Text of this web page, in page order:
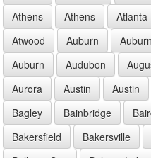
Athens
Athens Atlanta
Atwood
Auburn Auburn
Auburn
Audubon
Aurora
Austin Austin
Bagley
Bainbridge
Bakersfield
Bakersville